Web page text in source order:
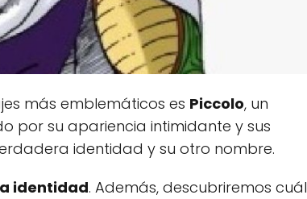
más emblemáticos es Piccolo, un
por su apariencia intimidante y sus
identidad y su otro nombre.
identidad. Además, descubriremos cuál